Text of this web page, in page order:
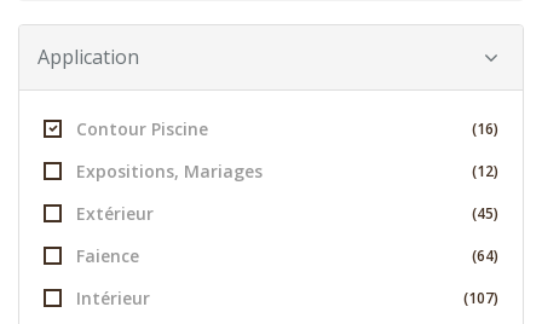
Application
Contour Piscine (16)
Expositions, Mariages (12)
Extérieur (45)
Faience (64)
Intérieur (107)